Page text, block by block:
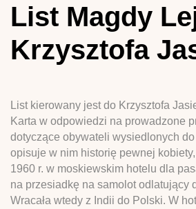
List Magdy
Krzysztofa
List kierowany jest do Krzysztofa
Karta w odpowiedzi na prowadzone
dotyczące obywateli wysiedlonych
opisuje w nim historię pewnej
1960 r. w moskiewskim hotelu dla
na przesiadkę na samolot odlatujący
Wracała wtedy z Indii do Polski. W